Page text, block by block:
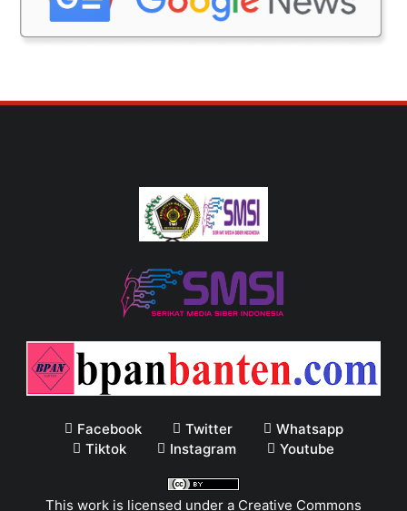
Facebook Twitter
Whatsapp
Tiktok
Instagram Youtube
This work is licensed under a Creative Commons